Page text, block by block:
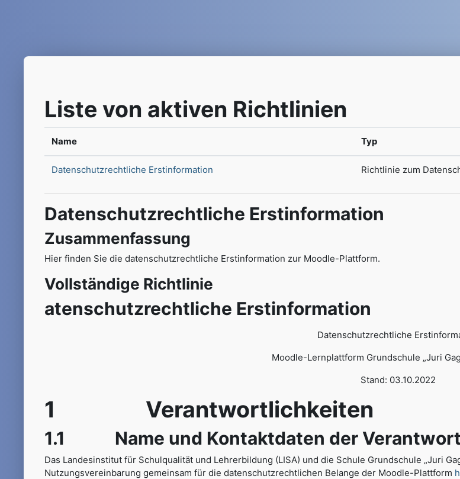
Liste von aktiven Richtlinien
Name Typ
Datenschutzrechtliche Erstinformation Richtlinie zum
Datenschutzrechtliche Erstinformation
Zusammenfassung
Hier finden Sie die datenschutzrechtliche Erstinformation zur Moodle-Plattform.
Vollständige Richtlinie
atenschutzrechtliche Erstinformation
Datenschutzrechtliche
Moodle-Lernplattform Grundschule „Juri
Stand: 03.10.2022
1 Verantwortlichkeiten
1.1 Name und Kontaktdaten der
Das Landesinstitut für Schulqualität und Lehrerbildung (LISA) und die Schule Grundschule „Juri
Nutzungsvereinbarung gemeinsam für die datenschutzrechtlichen Belange der Moodle-Plattform